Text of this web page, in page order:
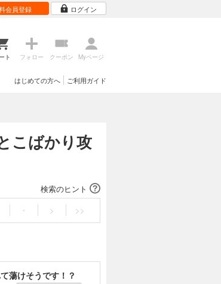
会員登録 ログイン
ト フォロー クーポン Myページ
ご利用ガイド
はじめての方へ
こばかり攻
検索のヒント
・ > >>
蕩けそうです！？